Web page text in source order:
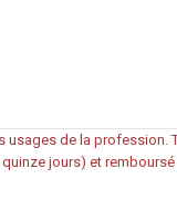
usages de la profession.
jours) et